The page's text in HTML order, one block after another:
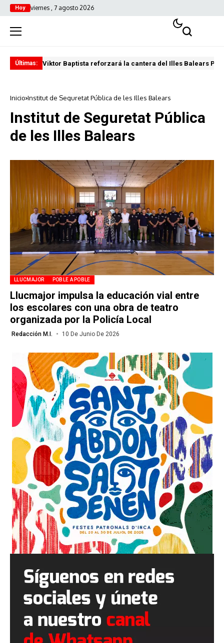
Hoy viernes , 7 agosto 2026
Últimas: Viktor Baptista reforzará la cantera del Illes Balears
Inicio Institut de Seguretat Pública de les Illes Balears
Institut de Seguretat Pública
de les Illes Balears
LLUCMAJOR POBLE A POBLE
Llucmajor impulsa la educación vial entre
los escolares con una obra de teatro
organizada por la Policía Local
Redacción M.I. 10 De Junio De 2026